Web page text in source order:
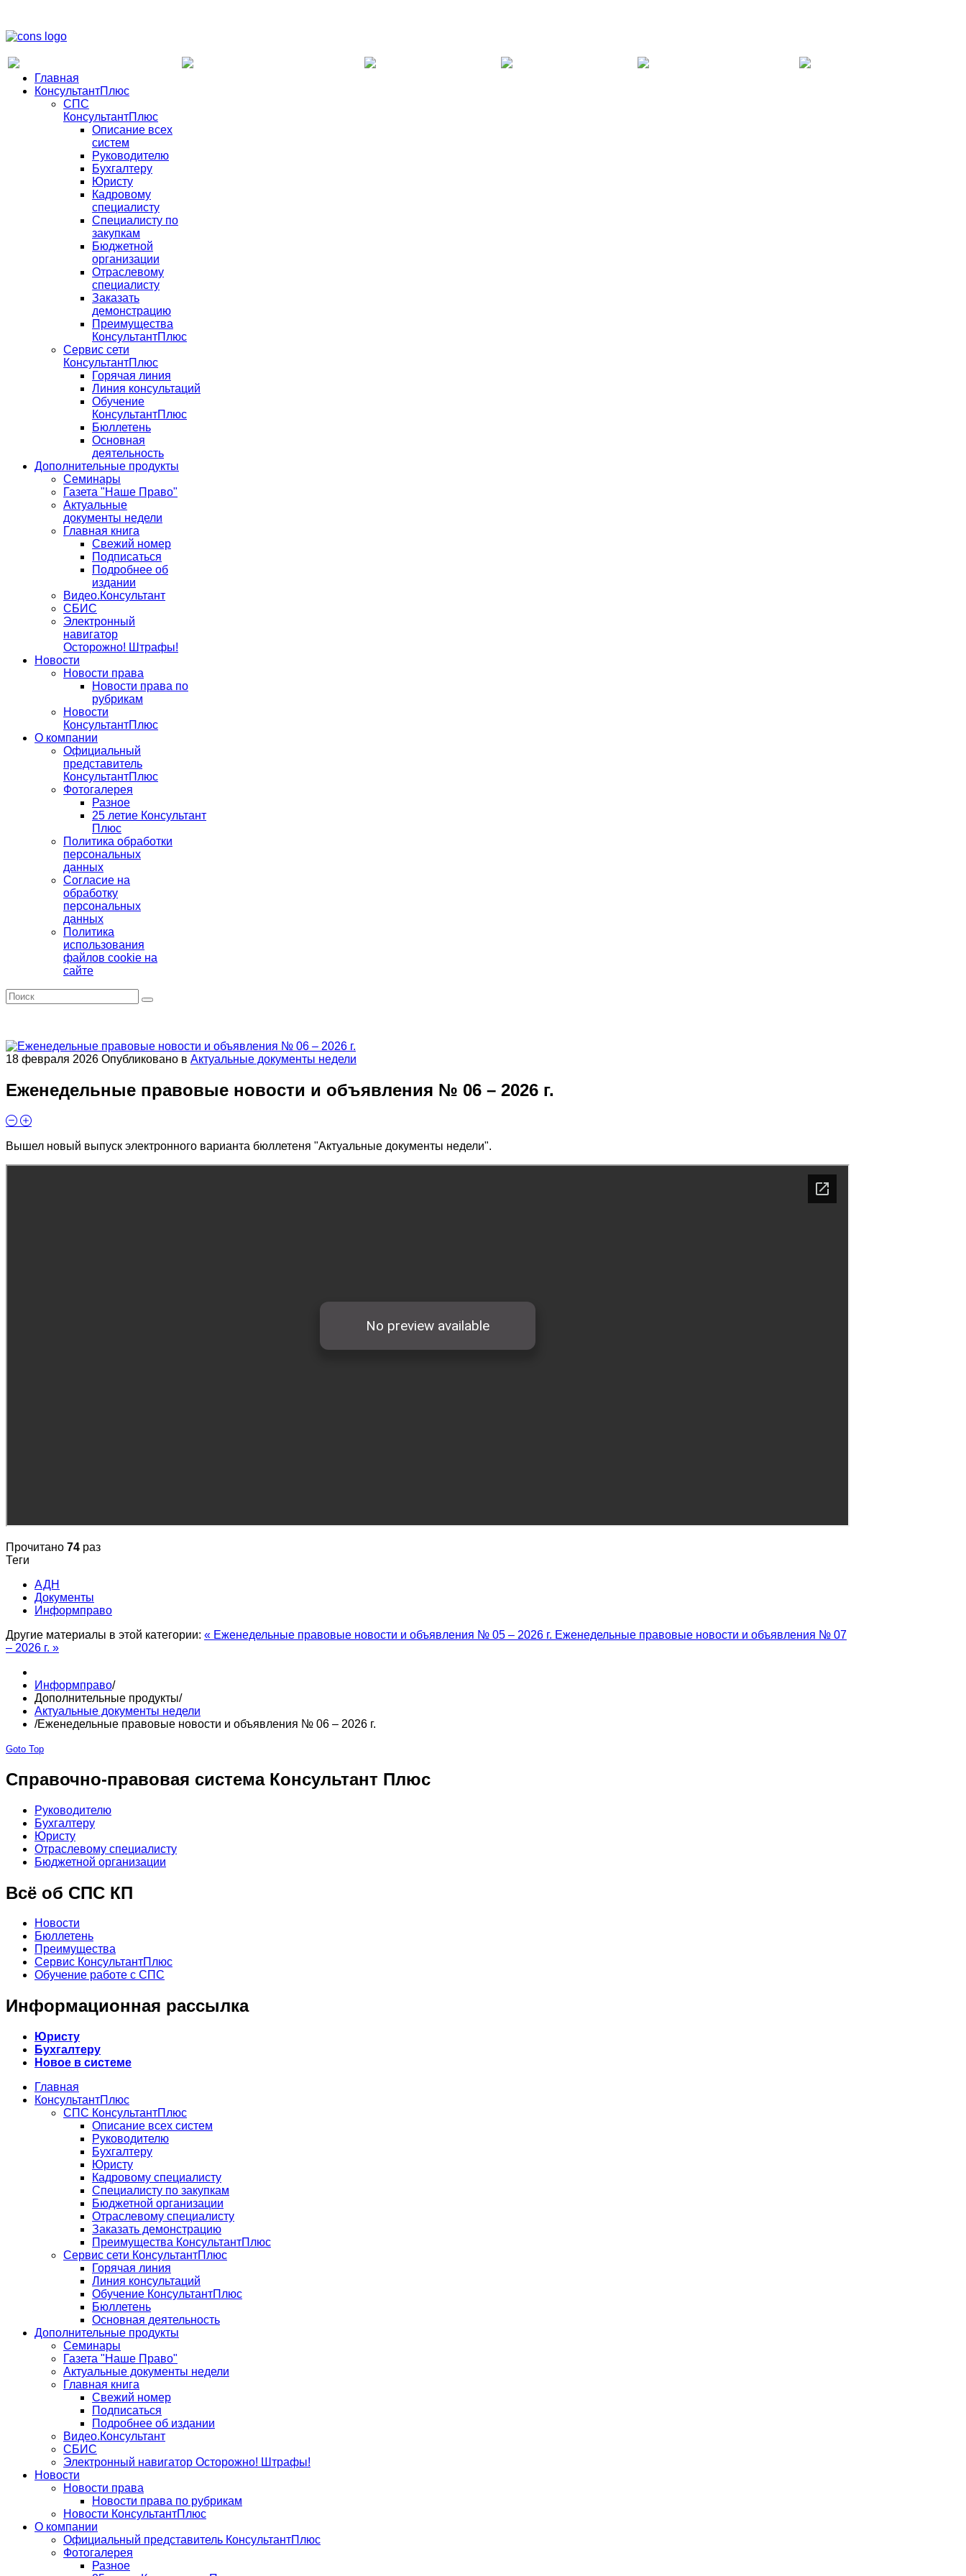
Главная
КонсультантПлюс
СПС
КонсультантПлюс
Описание всех
систем
Руководителю
Бухгалтеру
Юристу
Кадровому
специалисту
Специалисту по
закупкам
Бюджетной
организации
Отраслевому
специалисту
Заказать
демонстрацию
Преимущества
КонсультантПлюс
Сервис сети
КонсультантПлюс
Горячая линия
Линия консультаций
Обучение
КонсультантПлюс
Бюллетень
Основная
деятельность
Дополнительные продукты
Семинары
Газета "Наше Право"
Актуальные
документы недели
Главная книга
Свежий номер
Подписаться
Подробнее об
издании
Видео.Консультант
СБИС
Электронный
навигатор
Осторожно! Штрафы!
Новости
Новости права
Новости права по
рубрикам
Новости
КонсультантПлюс
О компании
Официальный
представитель
КонсультантПлюс
Фотогалерея
Разное
25 летие Консультант
Плюс
Политика обработки
персональных
данных
Согласие на
обработку
персональных
данных
Политика
использования
файлов cookie на
сайте
18 февраля 2026 Опубликовано в Актуальные документы недели
Еженедельные правовые новости и объявления № 06 – 2026 г.
Вышел новый выпуск электронного варианта бюллетеня "Актуальные документы недели".
Прочитано 74 раз
Теги
АДН
Документы
Информправо
Другие материалы в этой категории: « Еженедельные правовые новости и объявления № 05 – 2026 г. Еженедельные правовые новости и объявления № 07
– 2026 г. »
Информправо/
Дополнительные продукты/
Актуальные документы недели
/Еженедельные правовые новости и объявления № 06 – 2026 г.
Goto Top
Справочно-правовая система Консультант Плюс
Руководителю
Бухгалтеру
Юристу
Отраслевому специалисту
Бюджетной организации
Всё об СПС КП
Новости
Бюллетень
Преимущества
Сервис КонсультантПлюс
Обучение работе с СПС
Информационная рассылка
Юристу
Бухгалтеру
Новое в системе
Главная
КонсультантПлюс
СПС КонсультантПлюс
Описание всех систем
Руководителю
Бухгалтеру
Юристу
Кадровому специалисту
Специалисту по закупкам
Бюджетной организации
Отраслевому специалисту
Заказать демонстрацию
Преимущества КонсультантПлюс
Сервис сети КонсультантПлюс
Горячая линия
Линия консультаций
Обучение КонсультантПлюс
Бюллетень
Основная деятельность
Дополнительные продукты
Семинары
Газета "Наше Право"
Актуальные документы недели
Главная книга
Свежий номер
Подписаться
Подробнее об издании
Видео.Консультант
СБИС
Электронный навигатор Осторожно! Штрафы!
Новости
Новости права
Новости права по рубрикам
Новости КонсультантПлюс
О компании
Официальный представитель КонсультантПлюс
Фотогалерея
Разное